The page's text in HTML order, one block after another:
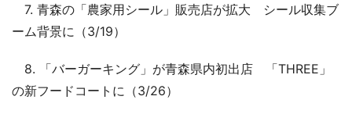
7. 青森の「農家用シール」販売店が拡大 シール収集ブ
ーム背景に（3/19）
8. 「バーガーキング」が青森県内初出店 「THREE」
の新フードコートに（3/26）